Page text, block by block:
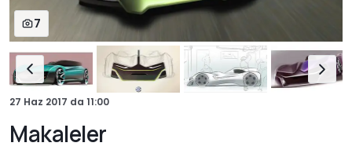
7
27 Haz 2017 da 11:00
Makaleler